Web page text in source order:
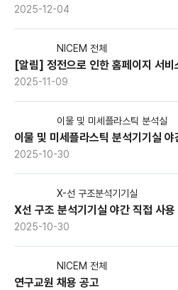
2025-12-04
NICEM 전체
[알림] 정전으로 인한 홈페이지 서비
2025-11-09
이물 및 미세플라스틱 분석실
이물 및 미세플라스틱 분석기기실 야
2025-10-30
X-선 구조분석기기실
X선 구조 분석기기실 야간 직접 사용
2025-10-30
NICEM 전체
연구교원 채용 공고